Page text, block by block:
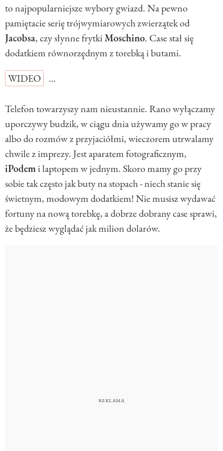
to najpopularniejsze wybory gwiazd. Na pewno
pamiętacie serię trójwymiarowych zwierzątek od
Jacobsa, czy słynne frytkiMoschino. Case stał się
dodatkiem równorzędnym z torebką i butami.
WIDEO
…
Telefon towarzyszy nam nieustannie. Rano wyłączamy
uporczywy budzik, w ciągu dnia używamy go w pracy
albo do rozmów z przyjaciółmi, wieczorem utrwalamy
chwile z imprezy. Jest aparatem fotograficznym,
iPodemi laptopem w jednym. Skoro mamy go przy
sobie tak często jak buty na stopach - niech stanie się
świetnym, modowym dodatkiem! Nie musisz wydawać
fortuny na nową torebkę, a dobrze dobrany case sprawi,
że będziesz wyglądać jak milion dolarów.